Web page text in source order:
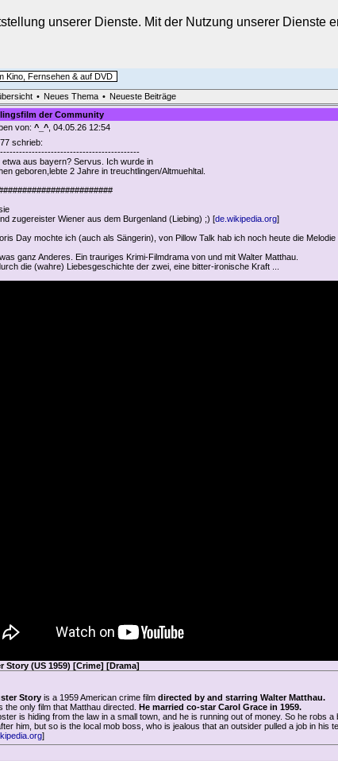
unserer Dienste. Mit der Nutzung unserer Dienste
Diskussionsforen von
Kino, Fernsehen & auf DVD
• Neues Thema • Neueste Beiträge
der Community
von: ^_^, 04.05.26 12:54
schrieb:
etwa aus bayern? Servus. Ich wurde in
geboren,lebte 2 Jahre in treuchtlingen/Altmuehltal.
zugereister Wiener aus dem Burgenland (Liebing) ;) [de.wikipedia.org]
Day mochte ich (auch als Sängerin), von Pillow Talk hab ich noch heute die Melodie
ganz Anderes. Ein trauriges Krimi-Filmdrama von und mit Walter Matthau.
die (wahre) Liebesgeschichte der zwei, eine bitter-ironische Kraft ...
Story (US 1959) [Crime] [Drama]
Story is a 1959 American crime film directed by and starring Walter Matthau.
the only film that Matthau directed. He married co-star Carol Grace in 1959.
is hiding from the law in a small town, and he is running out of money. So he robs
him, but so is the local mob boss, who is jealous that an outsider pulled a job in his
]